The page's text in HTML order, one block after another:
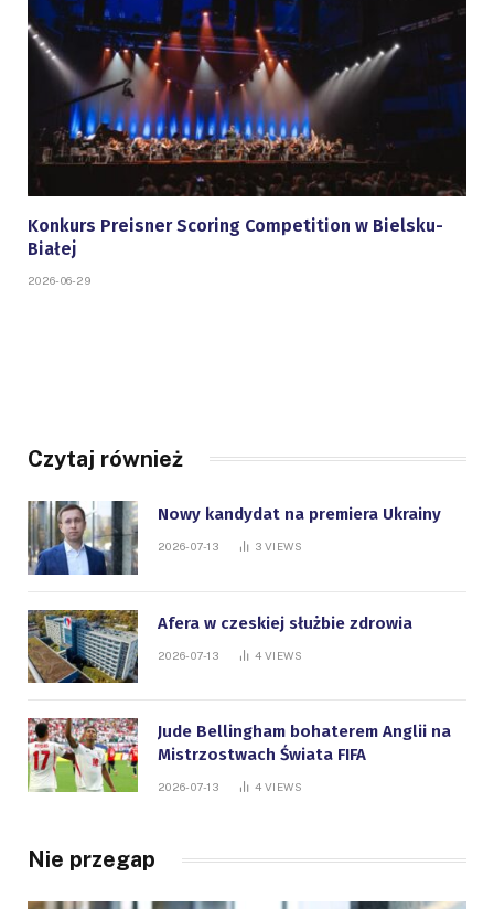
Konkurs Preisner Scoring Competition w Bielsku-
Białej
2026-06-29
Czytaj również
Nowy kandydat na premiera Ukrainy
2026-07-13 3 VIEWS
Afera w czeskiej służbie zdrowia
2026-07-13 4 VIEWS
Jude Bellingham bohaterem Anglii na
Mistrzostwach Świata FIFA
2026-07-13 4 VIEWS
Nie przegap